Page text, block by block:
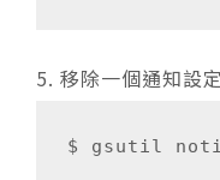
5. 移除一個通知設定